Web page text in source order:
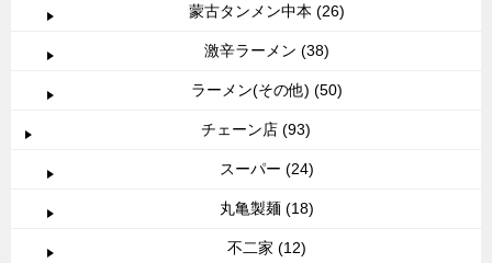
蒙古タンメン中本 (26)
激辛ラーメン (38)
ラーメン(その他) (50)
チェーン店 (93)
スーパー (24)
丸亀製麺 (18)
不二家 (12)